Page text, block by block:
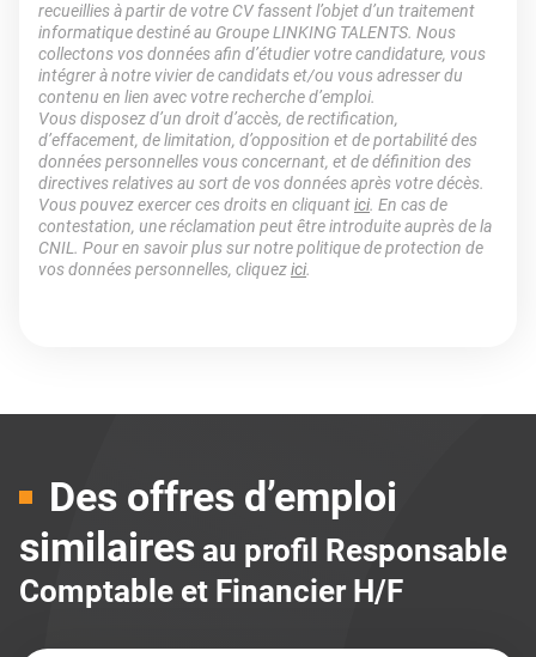
recueillies à partir de votre CV fassent l’objet d’un traitement
informatique destiné au Groupe LINKING TALENTS. Nous
collectons vos données afin d’étudier votre candidature, vous
intégrer à notre vivier de candidats et/ou vous adresser du
contenu en lien avec votre recherche d’emploi.
Vous disposez d’un droit d’accès, de rectification,
d’effacement, de limitation, d’opposition et de portabilité des
données personnelles vous concernant, et de définition des
directives relatives au sort de vos données après votre décès.
Vous pouvez exercer ces droits en cliquantici. En cas de
contestation, une réclamation peut être introduite auprès de la
CNIL. Pour en savoir plus sur notre politique de protection de
vos données personnelles, cliquezici.
Des offres d’emploi
similaires au profil Responsable
Comptable et Financier H/F